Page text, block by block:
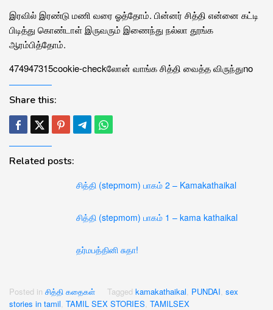
இரவில் இரண்டு மணி வரை ஓத்தோம். பின்னர் சித்தி என்னை கட்டி
பிடித்து கொண்டாள் இருவரும் இணைந்து நல்லா தூங்க
ஆரம்பித்தோம்.
474947315cookie-checkலோன் வாங்க‌ சித்தி வைத்த விருந்துno
Share this:
Related posts:
சித்தி (stepmom) பாகம் 2 – Kamakathaikal
சித்தி (stepmom) பாகம் 1 – kama kathaikal
தர்மபத்தினி சுதா!
Posted in சித்தி கதைகள் Tagged kamakathaikal, PUNDAI, sex
stories in tamil, TAMIL SEX STORIES, TAMILSEX